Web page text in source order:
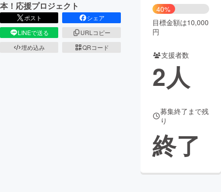
まちづくり・地域活性化
CAMPFIRE Creation
コミュニティ
本！応援プロジェクト
ポスト
シェア
LINEで送る
URLコピー
埋め込み
QRコード
40%
目標金額は10,000
円
支援者数
2人
募集終了まで残
り
終了